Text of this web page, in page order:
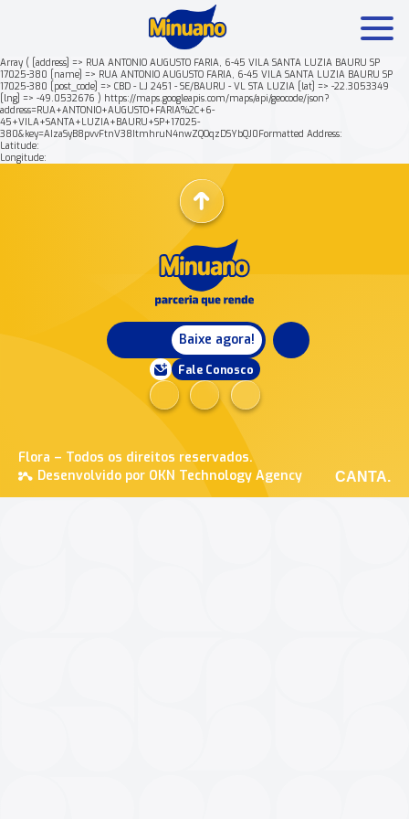
Array ( [address] => RUA ANTONIO AUGUSTO FARIA, 6-45 VILA SANTA LUZIA BAURU SP
17025-380 [name] => RUA ANTONIO AUGUSTO FARIA, 6-45 VILA SANTA LUZIA BAURU SP
17025-380 [post_code] => CBD - LJ 2451 - SE/BAURU - VL STA LUZIA [lat] => -22.3053349
[lng] => -49.0532676 ) https://maps.googleapis.com/maps/api/geocode/json?
address=RUA+ANTONIO+AUGUSTO+FARIA%2C+6-
45+VILA+SANTA+LUZIA+BAURU+SP+17025-
380&key=AIzaSyB8pvvFtnV38ItmhruN4nwZQOqzDSYbQJ0Formatted Address:
Latitude:
Longitude:
Baixe agora!
Fale Conosco
Flora – Todos os direitos reservados.
Desenvolvido por OKN Technology Agency
CANTA.
Mais buscados: Produtos Minuano Rende +
Nossa história